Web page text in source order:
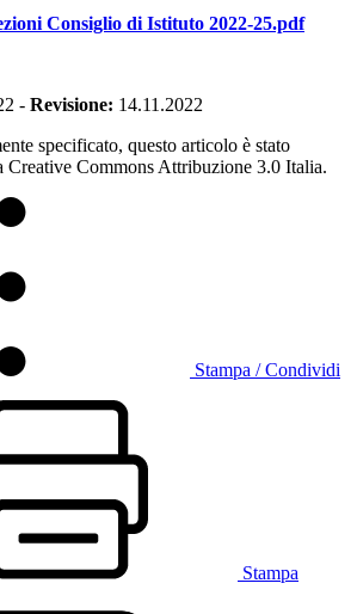
Consiglio di Istituto 2022-25.pdf
- Revisione: 14.11.2022
specificato, questo articolo è stato
Creative Commons Attribuzione 3.0 Italia.
Stampa / Condividi
Stampa